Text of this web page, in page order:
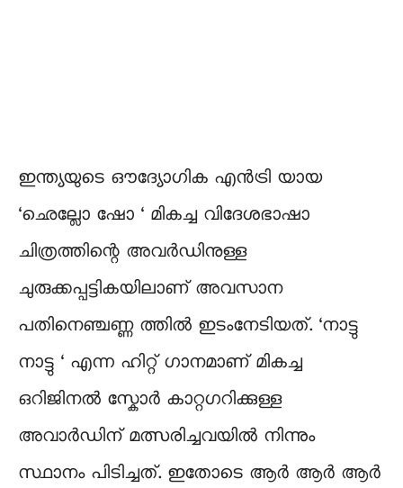
ഇന്ത്യയുടെ ഔദ്യോഗിക എൻട്രി യായ
‘ഛെല്ലോ ഷോ ‘ മികച്ച വിദേശഭാഷാ
ചിത്രത്തിന്റെ അവർഡിനുള്ള
ചുരുക്കപ്പട്ടികയിലാണ് അവസാന
പതിനെഞ്ചണ്ണ ത്തിൽ ഇടംനേടിയത്. ‘നാട്ടു
നാട്ടു ‘ എന്ന ഹിറ്റ്‌ ഗാനമാണ് മികച്ച
ഒറിജിനൽ സ്കോർ കാറ്റഗറിക്കുള്ള
അവാർഡിന് മത്സരിച്ചവയിൽ നിന്നും
സ്ഥാനം പിടിച്ചത്. ഇതോടെ ആർ ആർ ആർ